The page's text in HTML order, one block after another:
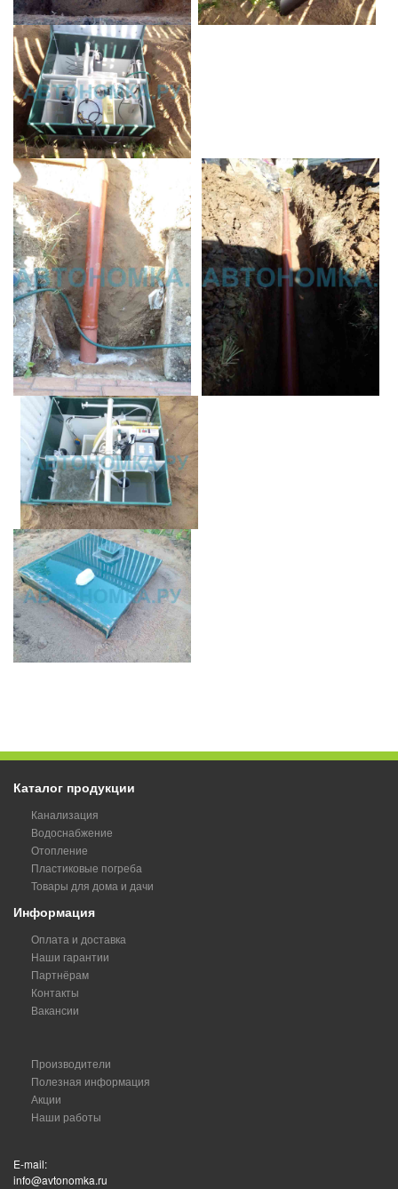
Каталог продукции
Канализация
Водоснабжение
Отопление
Пластиковые погреба
Товары для дома и дачи
Информация
Оплата и доставка
Наши гарантии
Партнёрам
Контакты
Вакансии
Производители
Полезная информация
Акции
Наши работы
E-mail:
info@avtonomka.ru